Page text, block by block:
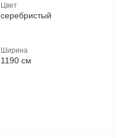
Цвет
серебристый
Ширина
1190 см